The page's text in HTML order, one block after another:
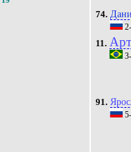
74.
11.
91.